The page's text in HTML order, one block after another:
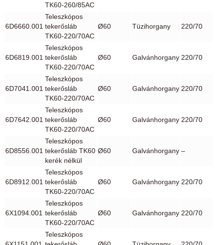
TK60-260/85AC
6D6660.001
Teleszkópos
tekerősláb
TK60-220/70AC
Ø60 Tüzihorgany 220/70
6D6819.001
Teleszkópos
tekerősláb
TK60-220/70AC
Ø60 Galvánhorgany 220/70
6D7041.001
Teleszkópos
tekerősláb
TK60-220/70AC
Ø60 Galvánhorgany 220/70
6D7642.001
Teleszkópos
tekerősláb
TK60-220/70AC
Ø60 Galvánhorgany 220/70
6D8556.001
Teleszkópos
tekerősláb TK60
kerék nélkül
Ø60 Galvánhorgany –
6D8912.001
Teleszkópos
tekerősláb
TK60-220/70AC
Ø60 Galvánhorgany 220/70
6X1094.001
Teleszkópos
tekerősláb
TK60-220/70AC
Ø60 Galvánhorgany 220/70
Teleszkópos